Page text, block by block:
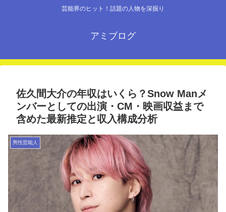
芸能界のヒット！話題の人物を深掘り
アミブログ
佐久間大介の年収はいくら？Snow Manメ
ンバーとしての出演・CM・映画収益まで
含めた最新推定と収入構成分析
男性芸能人